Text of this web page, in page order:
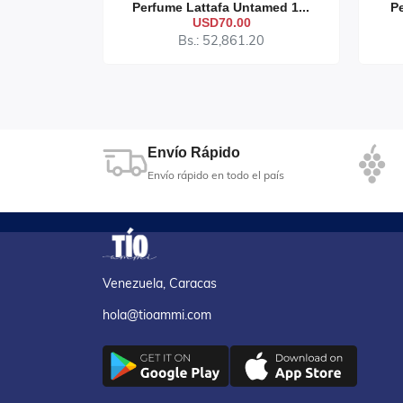
Perfume Lattafa Untamed 1...
USD70.00
Bs.: 52,861.20
Envío Rápido
Envío rápido en todo el país
Venezuela, Caracas
hola@tioammi.com